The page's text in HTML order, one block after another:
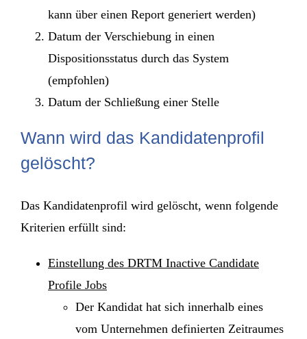
kann über einen Report generiert werden)
Datum der Verschiebung in einen
Dispositionsstatus durch das System
(empfohlen)
Datum der Schließung einer Stelle
Wann wird das Kandidatenprofil
gelöscht?
Das Kandidatenprofil wird gelöscht, wenn folgende
Kriterien erfüllt sind:
Einstellung des DRTM Inactive Candidate
Profile Jobs
Der Kandidat hat sich innerhalb eines
vom Unternehmen definierten Zeitraumes